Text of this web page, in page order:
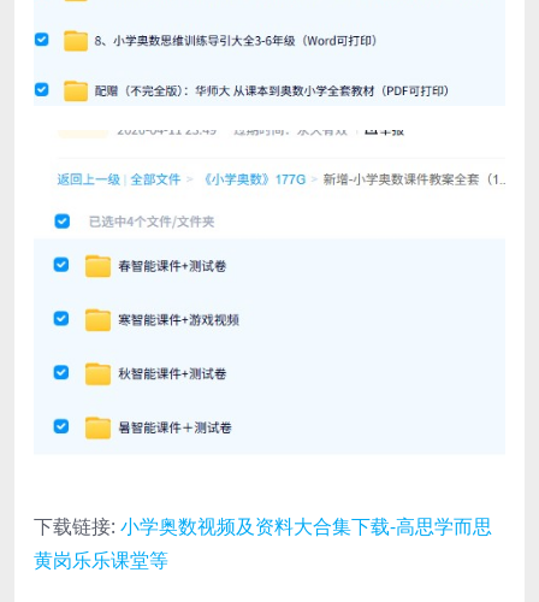
下载链接: 小学奥数视频及资料大合集下载-高思学而思
黄岗乐乐课堂等